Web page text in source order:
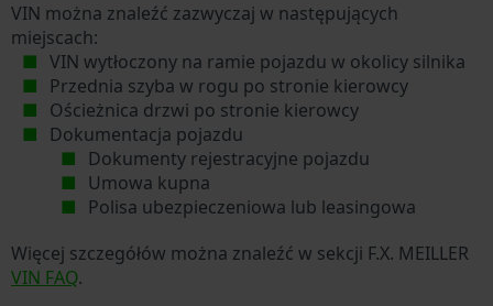
VIN można znaleźć zazwyczaj w następujących
miejscach:
VIN wytłoczony na ramie pojazdu w okolicy silnika
Przednia szyba w rogu po stronie kierowcy
Ościeżnica drzwi po stronie kierowcy
Dokumentacja pojazdu
Dokumenty rejestracyjne pojazdu
Umowa kupna
Polisa ubezpieczeniowa lub leasingowa
Więcej szczegółów można znaleźć w sekcji F.X. MEILLER
VIN FAQ.